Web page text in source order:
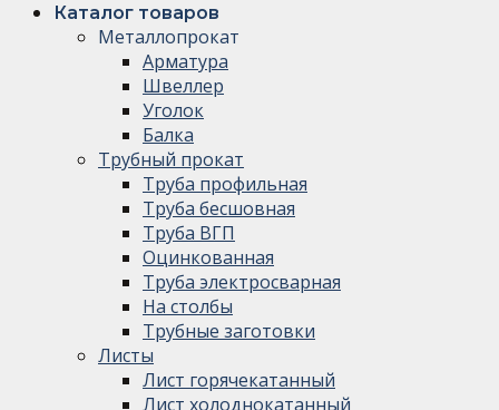
Каталог товаров
Металлопрокат
Арматура
Швеллер
Уголок
Балка
Трубный прокат
Труба профильная
Труба бесшовная
Труба ВГП
Оцинкованная
Труба электросварная
На столбы
Трубные заготовки
Листы
Лист горячекатанный
Лист холоднокатанный